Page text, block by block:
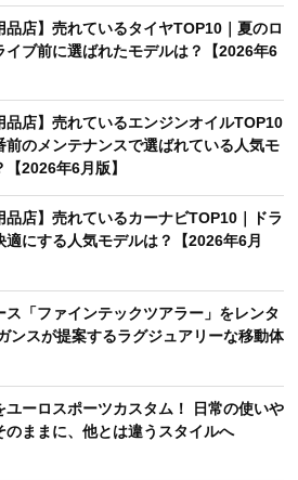
品店】売れているタイヤTOP10｜夏のロ
イブ前に選ばれたモデルは？【2026年6
品店】売れているエンジンオイルTOP10
前のメンテナンスで選ばれている人気モ
【2026年6月版】
品店】売れているカーナビTOP10｜ドラ
適にする人気モデルは？【2026年6月
ス「ファインテックツアラー」をレンタ
ンスが提案するラグジュアリーな移動体
ユーロスポーツカスタム！ 日常の使いや
のままに、他とは違うスタイルへ